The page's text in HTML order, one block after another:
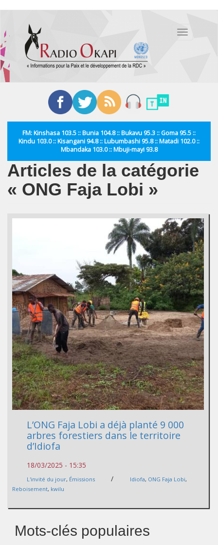
contenu
principal
Toggle
FM: Kinshasa 103.5 :: Bunia 104.8 :: Bukavu 95.3 :: Goma 95.5 ::
Kindu 103.0 :: Kisangani 94.8 :: Lubumbashi 95.8 :: Matadi 102.0 ::
Mbandaka 103.0 :: Mbuji-mayi 93.8
Articles de la catégorie
« ONG Faja Lobi »
L’ONG Faja Lobi a déjà planté 9 000
arbres forestiers dans le territoire
d’Idiofa
18/03/2025 - 15:35
L'invité du jour, Émissions / Idiofa, ONG Faja Lobi,
Reboisement, kwilu
Mots-clés populaires